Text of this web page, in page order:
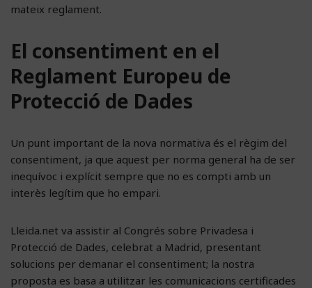
mateix reglament.
El consentiment en el
Reglament Europeu de
Protecció de Dades
Un punt important de la nova normativa és el règim del
consentiment, ja que aquest per norma general ha de ser
inequívoc i explícit sempre que no es compti amb un
interès legítim que ho empari.
Lleida.net va assistir al Congrés sobre Privadesa i
Protecció de Dades, celebrat a Madrid, presentant
solucions per demanar el consentiment; la nostra
proposta es basa a utilitzar les comunicacions certificades